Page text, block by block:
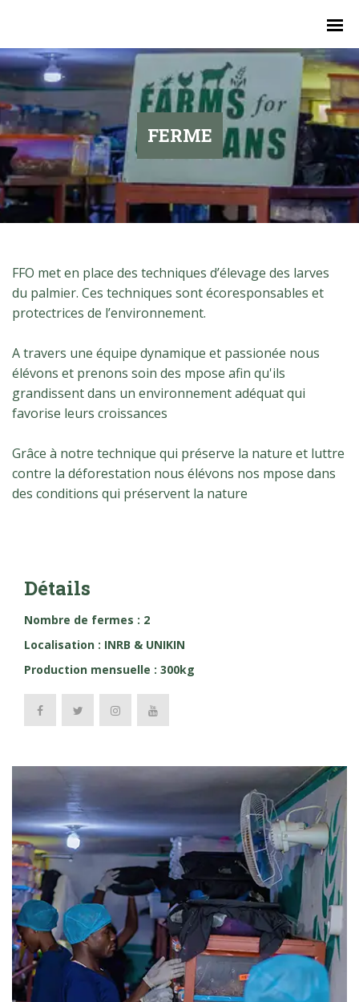
FERME
FFO met en place des techniques d’élevage des larves
du palmier. Ces techniques sont écoresponsables et
protectrices de l’environnement.
A travers une équipe dynamique et passionée nous
élévons et prenons soin des mpose afin qu'ils
grandissent dans un environnement adéquat qui
favorise leurs croissances
Grâce à notre technique qui préserve la nature et luttre
contre la déforestation nous élévons nos mpose dans
des conditions qui préservent la nature
Détails
Nombre de fermes : 2
Localisation : INRB & UNIKIN
Production mensuelle : 300kg